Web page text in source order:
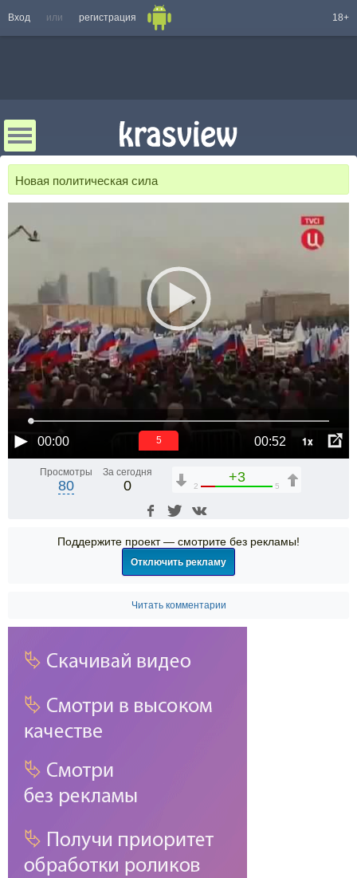
Вход или регистрация 18+
Новая политическая сила
00:00 00:52 1x
5
Просмотры
80
За сегодня
0
+3
2 5
Поддержите проект — смотрите без рекламы!
Отключить рекламу
Читать комментарии